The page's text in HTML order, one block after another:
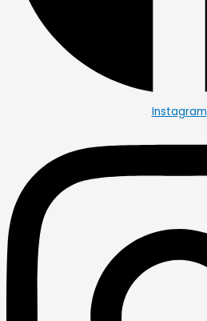
Instagram